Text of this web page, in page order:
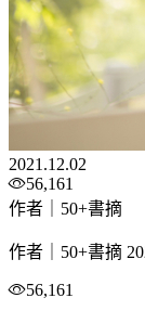
2021.12.02
56,161
作者｜50+書摘
作者｜50+書摘
56,161